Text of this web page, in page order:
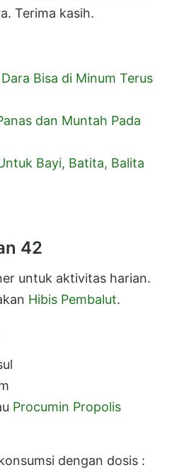
Terima kasih.
Bisa di Minum Terus
dan Muntah Pada
Bayi, Batita, Balita
42
untuk aktivitas harian.
Hibis Pembalut.
Procumin Propolis
dengan dosis :